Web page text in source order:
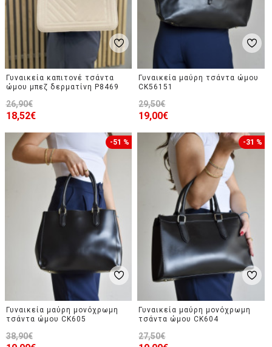
Γυναικεία καπιτονέ τσάντα
ώμου μπεζ δερματίνη P8469
18,52€
26,90€
Γυναικεία μαύρη τσάντα ώμου
CK56151
19,00€
29,50€
-51 %
Γυναικεία μαύρη μονόχρωμη
τσάντα ώμου CK605
38,90€
-31 %
Γυναικεία μαύρη μονόχρωμη
τσάντα ώμου CK604
27,50€